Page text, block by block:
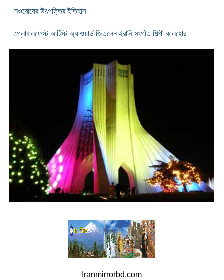
নওরোযের উৎপত্তির ইতিহাস
গ্লোবালফেস্ট আর্টিস্ট অ্যাওয়ার্ড জিতলেন ইরানি সংগীত শিল্পী কালহোর
Iranmirrorbd.com